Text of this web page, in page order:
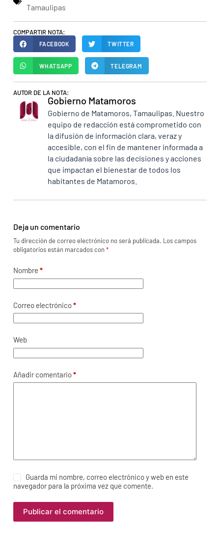
Tamaulipas
COMPARTIR NOTA:
FACEBOOK TWITTER
WHATSAPP TELEGRAM
AUTOR DE LA NOTA:
Gobierno Matamoros
Gobierno de Matamoros, Tamaulipas. Nuestro
equipo de redacción está comprometido con
la difusión de información clara, veraz y
accesible, con el fin de mantener informada a
la ciudadanía sobre las decisiones y acciones
que impactan el bienestar de todos los
habitantes de Matamoros.
Deja un comentario
Tu dirección de correo electrónico no será publicada. Los campos
obligatorios están marcados con *
Nombre *
Correo electrónico*
Web
Añadir comentario*
Guarda mi nombre, correo electrónico y web en este
navegador para la próxima vez que comente.
Publicar el comentario